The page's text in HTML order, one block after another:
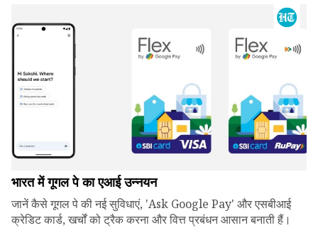
भारत में गूगल पे का एआई उन्नयन
जानें कैसे गूगल पे की नई सुविधाएं, 'Ask Google Pay' और एसबीआई
क्रेडिट कार्ड, खर्चों को ट्रैक करना और वित्त प्रबंधन आसान बनाती हैं।